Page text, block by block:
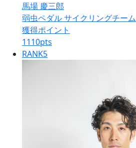
馬場 慶三郎
弱虫ペダル サイクリングチーム
獲得ポイント
1110pts
RANK5